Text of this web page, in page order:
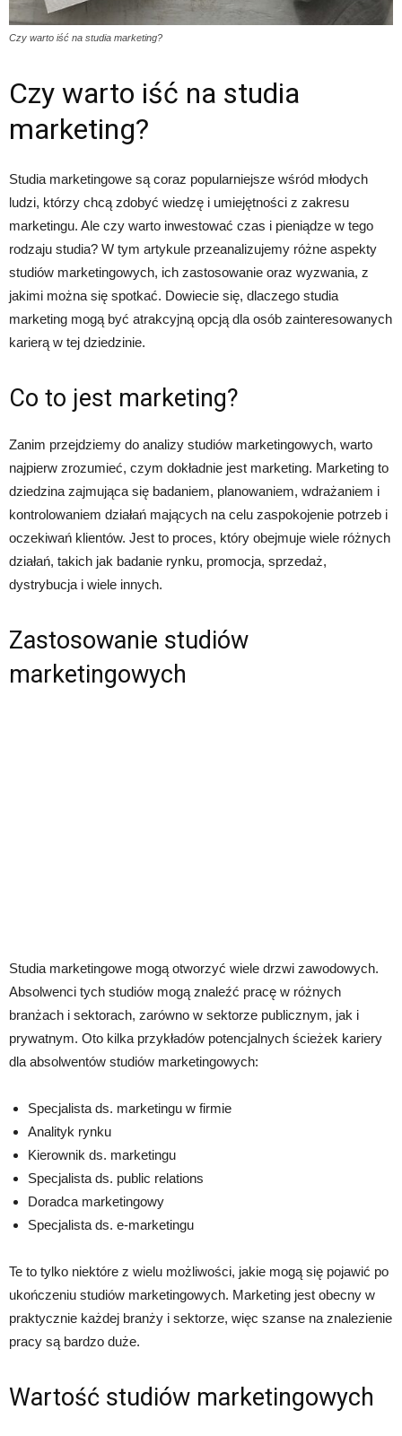
Czy warto iść na studia marketing?
Czy warto iść na studia
marketing?
Studia marketingowe są coraz popularniejsze wśród młodych
ludzi, którzy chcą zdobyć wiedzę i umiejętności z zakresu
marketingu. Ale czy warto inwestować czas i pieniądze w tego
rodzaju studia? W tym artykule przeanalizujemy różne aspekty
studiów marketingowych, ich zastosowanie oraz wyzwania, z
jakimi można się spotkać. Dowiecie się, dlaczego studia
marketing mogą być atrakcyjną opcją dla osób zainteresowanych
karierą w tej dziedzinie.
Co to jest marketing?
Zanim przejdziemy do analizy studiów marketingowych, warto
najpierw zrozumieć, czym dokładnie jest marketing. Marketing to
dziedzina zajmująca się badaniem, planowaniem, wdrażaniem i
kontrolowaniem działań mających na celu zaspokojenie potrzeb i
oczekiwań klientów. Jest to proces, który obejmuje wiele różnych
działań, takich jak badanie rynku, promocja, sprzedaż,
dystrybucja i wiele innych.
Zastosowanie studiów
marketingowych
Studia marketingowe mogą otworzyć wiele drzwi zawodowych.
Absolwenci tych studiów mogą znaleźć pracę w różnych
branżach i sektorach, zarówno w sektorze publicznym, jak i
prywatnym. Oto kilka przykładów potencjalnych ścieżek kariery
dla absolwentów studiów marketingowych:
Specjalista ds. marketingu w firmie
Analityk rynku
Kierownik ds. marketingu
Specjalista ds. public relations
Doradca marketingowy
Specjalista ds. e-marketingu
Te to tylko niektóre z wielu możliwości, jakie mogą się pojawić po
ukończeniu studiów marketingowych. Marketing jest obecny w
praktycznie każdej branży i sektorze, więc szanse na znalezienie
pracy są bardzo duże.
Wartość studiów marketingowych